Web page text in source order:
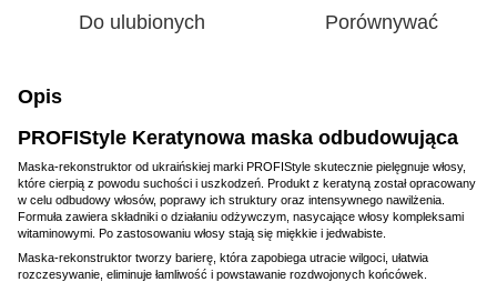
Do ulubionych Porównywać
Opis
PROFIStyle Keratynowa maska odbudowująca
Maska-rekonstruktor od ukraińskiej marki PROFIStyle skutecznie pielęgnuje włosy,
które cierpią z powodu suchości i uszkodzeń. Produkt z keratyną został opracowany
w celu odbudowy włosów, poprawy ich struktury oraz intensywnego nawilżenia.
Formuła zawiera składniki o działaniu odżywczym, nasycające włosy kompleksami
witaminowymi. Po zastosowaniu włosy stają się miękkie i jedwabiste.
Maska-rekonstruktor tworzy barierę, która zapobiega utracie wilgoci, ułatwia
rozczesywanie, eliminuje łamliwość i powstawanie rozdwojonych końcówek.